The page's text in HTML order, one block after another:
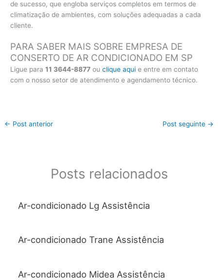
de sucesso, que engloba serviços completos em termos de
climatização de ambientes, com soluções adequadas a cada
cliente.
PARA SABER MAIS SOBRE EMPRESA DE
CONSERTO DE AR CONDICIONADO EM SP
Ligue para11 3644-8877 ouclique aqui e entre em contato
com o nosso setor de atendimento e agendamento técnico.
← Post anterior Post seguinte →
Posts relacionados
Ar-condicionado Lg Assistência
Ar-condicionado Trane Assistência
Ar-condicionado Midea Assistência